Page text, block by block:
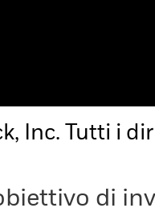
Inc. Tutti i
di